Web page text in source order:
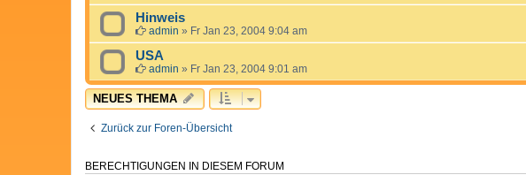
Hinweis
admin » Fr Jan 23, 2004 9:04 am
USA
admin » Fr Jan 23, 2004 9:01 am
NEUES THEMA
Zurück zur Foren-Übersicht
BERECHTIGUNGEN IN DIESEM FORUM